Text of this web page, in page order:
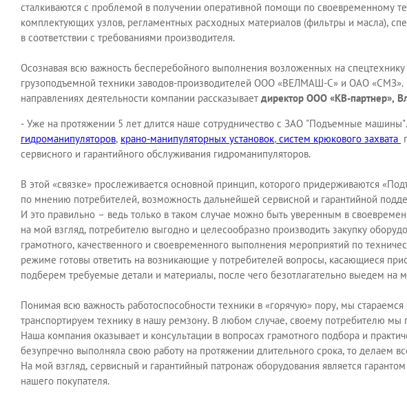
сталкиваются с проблемой в получении оперативной помощи по своевременному
комплектующих узлов, регламентных расходных материалов (фильтры и масла),
в соответствии с требованиями производителя.
Осознавая всю важность бесперебойного выполнения возложенных на
грузоподъемной техники заводов-производителей ООО «ВЕЛМАШ-С» и ОАО «СМЗ».
направлениях деятельности компании рассказывает директор ООО «КВ-партнер»,
- Уже на протяжении 5 лет длится наше сотрудничество с ЗАО "Подъемные
гидроманипуляторов, крано-манипуляторных установок, систем крюкового захвата
сервисного и гарантийного обслуживания гидроманипуляторов.
В этой «связке» прослеживается основной принцип, которого придерживаются
по мнению потребителей, возможность дальнейшей сервисной и гарантийной
И это правильно – ведь только в таком случае можно быть уверенным в
на мой взгляд, потребителю выгодно и целесообразно производить закупку
грамотного, качественного и своевременного выполнения мероприятий по
режиме готовы ответить на возникающие у потребителей вопросы, касающиеся
подберем требуемые детали и материалы, после чего безотлагательно выедем на
Понимая всю важность работоспособности техники в «горячую» пору, мы
транспортируем технику в нашу ремзону. В любом случае, своему потребителю
Наша компания оказывает и консультации в вопросах грамотного подбора и
безупречно выполняла свою работу на протяжении длительного срока, то делаем
На мой взгляд, сервисный и гарантийный патронаж оборудования является
нашего покупателя.